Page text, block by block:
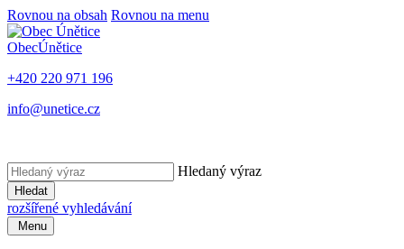
Rovnou na obsah Rovnou na menu
ObecÚnětice
+420 220 971 196
info@unetice.cz
Hledaný výraz
Hledat
rozšířené vyhledávání
Menu